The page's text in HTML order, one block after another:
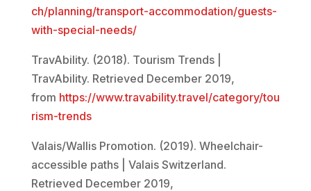
ch/planning/transport-accommodation/guests-
with-special-needs/
TravAbility. (2018). Tourism Trends |
TravAbility. Retrieved December 2019,
from https://www.travability.travel/category/tou
rism-trends
Valais/Wallis Promotion. (2019). Wheelchair-
accessible paths | Valais Switzerland.
Retrieved December 2019,